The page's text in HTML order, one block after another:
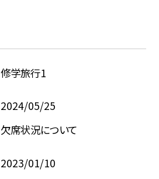
修学旅行1
2024/05/25
欠席状況について
2023/01/10